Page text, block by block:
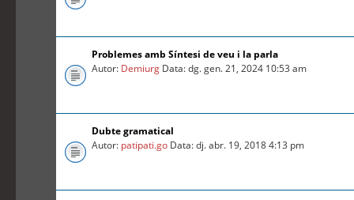
Problemes amb Síntesi de veu i la parla
Autor: Demiurg Data: dg. gen. 21, 2024 10:53 am
Dubte gramatical
Autor: patipati.go Data: dj. abr. 19, 2018 4:13 pm